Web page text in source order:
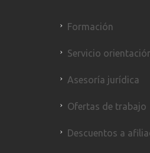
Formación
Servicio
Asesoría jurídica
Ofertas de trabajo
Descuentos a